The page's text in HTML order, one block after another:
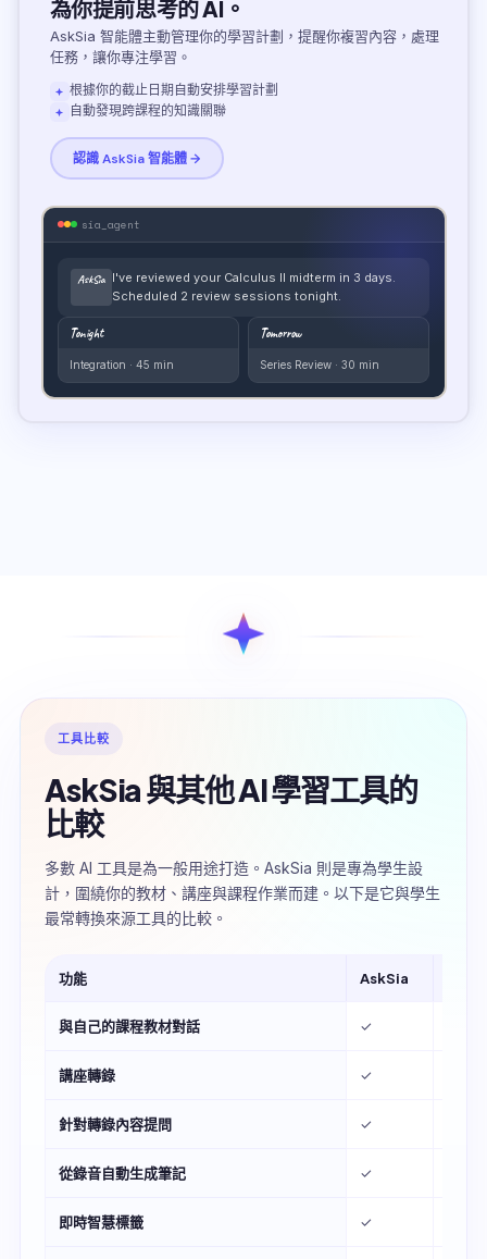
為你提前思考的 AI。
AskSia 智能體主動管理你的學習計劃，提醒你複習內容，處理
任務，讓你專注學習。
根據你的截止日期自動安排學習計劃
自動發現跨課程的知識關聯
認識 AskSia 智能體 →
sia_agent
AskSia I've reviewed your Calculus II midterm in 3 days.
Scheduled 2 review sessions tonight.
Tonight
Integration · 45 min
Tomorrow
Series Review · 30 min
工具比較
AskSia 與其他 AI 學習工具的
比較
多數 AI 工具是為一般用途打造。AskSia 則是專為學生設
計，圍繞你的教材、講座與課程作業而建。以下是它與學生
最常轉換來源工具的比較。
功能 AskSia
與自己的課程教材對話 ✓
講座轉錄 ✓
針對轉錄內容提問 ✓
從錄音自動生成筆記 ✓
即時智慧標籤 ✓